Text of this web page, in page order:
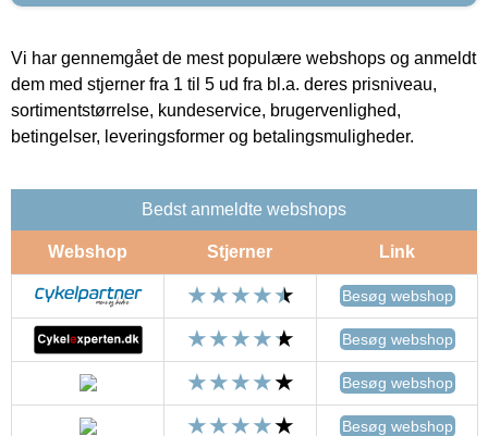
Vi har gennemgået de mest populære webshops og anmeldt
dem med stjerner fra 1 til 5 ud fra bl.a. deres prisniveau,
sortimentstørrelse, kundeservice, brugervenlighed,
betingelser, leveringsformer og betalingsmuligheder.
Bedst anmeldte webshops
Webshop Stjerner Link
Besøg webshop
Besøg webshop
Besøg webshop
Besøg webshop